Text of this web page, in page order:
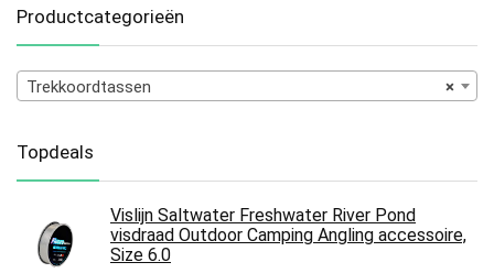
Productcategorieën
×
Trekkoordtassen
Topdeals
Vislijn Saltwater Freshwater River Pond
visdraad Outdoor Camping Angling accessoire,
Size 6.0